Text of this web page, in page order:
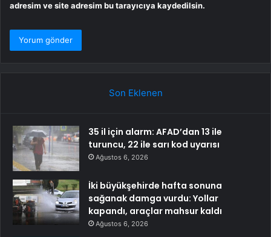
adresim ve site adresim bu tarayıcıya kaydedilsin.
Son Eklenen
35 il için alarm: AFAD’dan 13 ile
turuncu, 22 ile sarı kod uyarısı
Ağustos 6, 2026
İki büyükşehirde hafta sonuna
sağanak damga vurdu: Yollar
kapandı, araçlar mahsur kaldı
Ağustos 6, 2026